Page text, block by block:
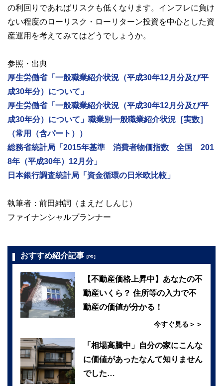
の利回りであればリスクも低くなります。インフレに負け
ない程度のローリスク・ローリターン投資を中心とした資
産運用を考えてみてはどうでしょうか。
参照・出典
厚生労働省「一般職業紹介状況（平成30年12月分及び平
成30年分）について」
厚生労働省「一般職業紹介状況（平成30年12月分及び平
成30年分）について」職業別一般職業紹介状況［実数］
（常用（含パート））
総務省統計局「2015年基準 消費者物価指数 全国 201
8年（平成30年）12月分」
日本銀行調査統計局「資金循環の日米欧比較」
執筆者：前田紳詞（まえだ しんじ）
ファイナンシャルプランナー
おすすめ紹介記事 【PR】
【不動産価格上昇中】あなたの不
動産いくら？ 住所等の入力で不
動産の価値が分かる！
今すぐ見る＞＞
「相場高騰中」自分の家にこんな
に価値があったなんて知りません
でした…